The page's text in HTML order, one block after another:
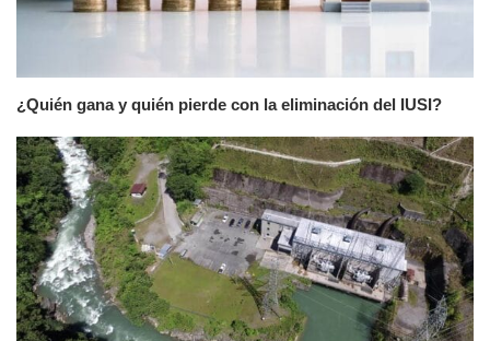
¿Quién gana y quién pierde con la eliminación del IUSI?